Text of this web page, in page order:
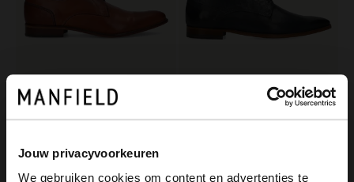
Jouw privacyvoorkeuren
We gebruiken cookies om content en advertenties te
Manfield
Cognacfarbene Schnürschuhe Dunkelblaue Lederschnürschuhe